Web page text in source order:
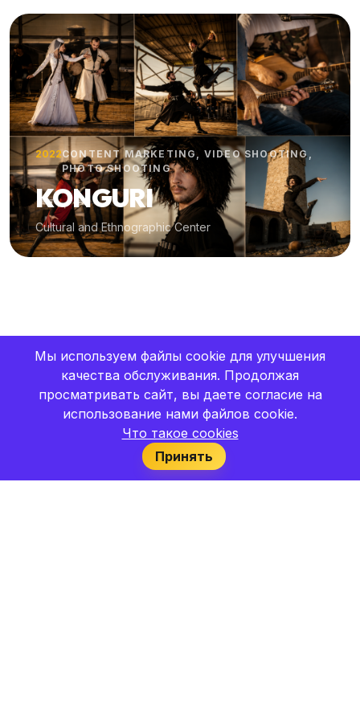
2022CONTENT MARKETING, VIDEO SHOOTING,
PHOTO SHOOTING
KONGURI
Cultural and Ethnographic Center
Мы используем файлы cookie для улучшения
качества обслуживания. Продолжая
просматривать сайт, вы даете согласие на
использование нами файлов cookie.
Что такое cookies
Принять